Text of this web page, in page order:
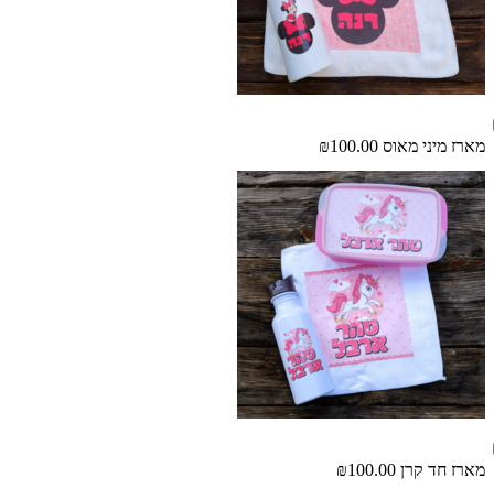
מארז מיני מאוס ₪100.00
מארז חד קרן ₪100.00